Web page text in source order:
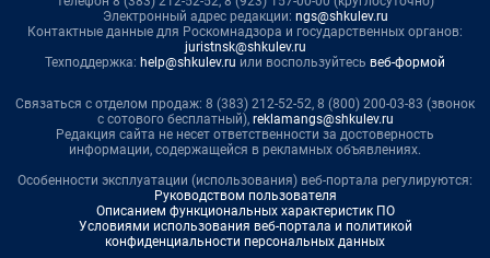
Электронный адрес редакции: ngs@shkulev.ru
Контактные данные для Роскомнадзора и государственных органов:
juristnsk@shkulev.ru
Техподдержка: help@shkulev.ru или воспользуйтесь веб-формой
Связаться с отделом продаж: 8 (383) 212-52-52, 8 (800) 200-03-83 (звонок
с сотового бесплатный), reklamangs@shkulev.ru
Редакция сайта не несет ответственности за достоверность
информации, содержащейся в рекламных объявлениях.
Особенности эксплуатации (использования) веб-портала регулируются:
Руководством пользователя
Описанием функциональных характеристик ПО
Условиями использования веб-портала и политикой
конфиденциальности персональных данных